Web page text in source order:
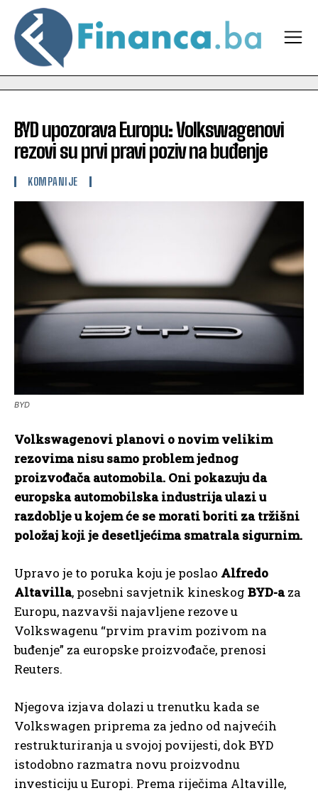
BYD upozorava Europu: Volkswagenovi
rezovi su prvi pravi poziv na buđenje
KOMPANIJE
BYD
Volkswagenovi planovi o novim velikim
rezovima nisu samo problem jednog
proizvođača automobila. Oni pokazuju da
europska automobilska industrija ulazi u
razdoblje u kojem će se morati boriti za tržišni
položaj koji je desetljećima smatrala sigurnim.
Upravo je to poruka koju je poslao Alfredo
Altavilla, posebni savjetnik kineskog BYD-aza
Europu, nazvavši najavljene rezove u
Volkswagenu “prvim pravim pozivom na
buđenje” za europske proizvođače, prenosi
Reuters.
Njegova izjava dolazi u trenutku kada se
Volkswagen priprema za jedno od najvećih
restrukturiranja u svojoj povijesti, dok BYD
istodobno razmatra novu proizvodnu
investiciju u Europi. Prema riječima Altaville,